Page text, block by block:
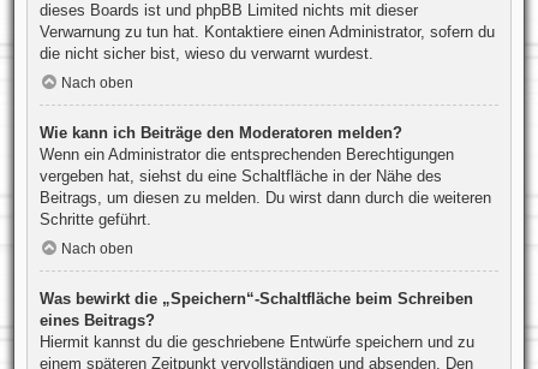
dieses Boards ist und phpBB Limited nichts mit dieser
Verwarnung zu tun hat. Kontaktiere einen Administrator, sofern du
die nicht sicher bist, wieso du verwarnt wurdest.
Nach oben
Wie kann ich Beiträge den Moderatoren melden?
Wenn ein Administrator die entsprechenden Berechtigungen
vergeben hat, siehst du eine Schaltfläche in der Nähe des
Beitrags, um diesen zu melden. Du wirst dann durch die weiteren
Schritte geführt.
Nach oben
Was bewirkt die „Speichern“-Schaltfläche beim Schreiben
eines Beitrags?
Hiermit kannst du die geschriebene Entwürfe speichern und zu
einem späteren Zeitpunkt vervollständigen und absenden. Den